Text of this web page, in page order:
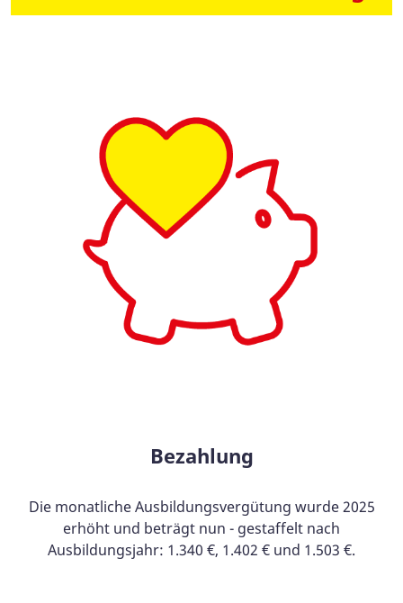
Bezahlung
Die monatliche Ausbildungsvergütung wurde 2025
erhöht und beträgt nun - gestaffelt nach
Ausbildungsjahr: 1.340 €, 1.402 € und 1.503 €.